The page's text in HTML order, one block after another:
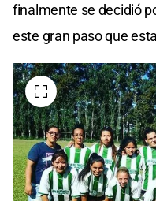
finalmente se decidió
este gran paso que